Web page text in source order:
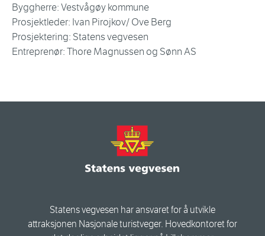
Byggherre: Vestvågøy kommune
Prosjektleder: Ivan Pirojkov/ Ove Berg
Prosjektering: Statens vegvesen
Entreprenør: Thore Magnussen og Sønn AS
Statens vegvesen har ansvaret for å utvikle
attraksjonen Nasjonale turistveger. Hovedkontoret for